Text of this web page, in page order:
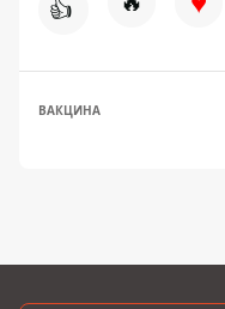
👍
ВАКЦИНА